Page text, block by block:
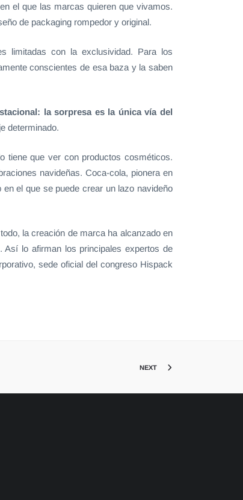
el que las marcas quieren que vivamos.
de packaging rompedor y original.
limitadas con la exclusividad. Para los
conscientes de esa baza y la saben
la sorpresa es la única vía del
determinado.
tiene que ver con productos cosméticos.
navideñas. Coca-cola, pionera en
el que se puede crear un lazo navideño
la creación de marca ha alcanzado en
Así lo afirman los principales expertos de
sede oficial del congreso Hispack
NEXT